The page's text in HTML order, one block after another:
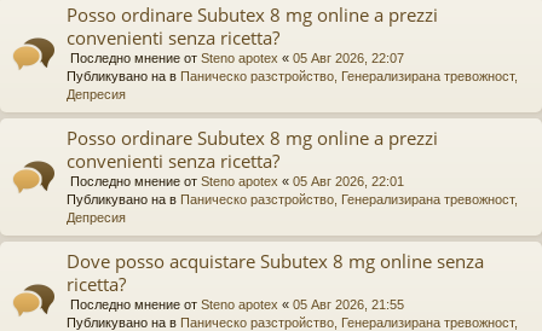
Posso ordinare Subutex 8 mg online a prezzi
convenienti senza ricetta?
Последно мнение от Steno apotex « 05 Авг 2026, 22:07
Публикувано на в Паническо разстройство, Генерализирана тревожност,
Депресия
Posso ordinare Subutex 8 mg online a prezzi
convenienti senza ricetta?
Последно мнение от Steno apotex « 05 Авг 2026, 22:01
Публикувано на в Паническо разстройство, Генерализирана тревожност,
Депресия
Dove posso acquistare Subutex 8 mg online senza
ricetta?
Последно мнение от Steno apotex « 05 Авг 2026, 21:55
Публикувано на в Паническо разстройство, Генерализирана тревожност,